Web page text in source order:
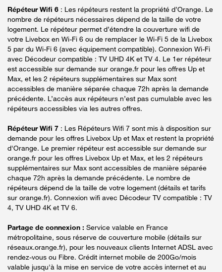
Répéteur Wifi 6 : Les répéteurs restent la propriété d’Orange. Le
nombre de répéteurs nécessaires dépend de la taille de votre
logement. Le répéteur permet d’étendre la couverture wifi de
votre Livebox en Wi-Fi 6 ou de remplacer le Wi-Fi 5 de la Livebox
5 par du Wi-Fi 6 (avec équipement compatible). Connexion Wi-Fi
avec Décodeur compatible : TV UHD 4K et TV 4. Le 1er répéteur
est accessible sur demande sur orange.fr pour les offres Up et
Max, et les 2 répéteurs supplémentaires sur Max sont
accessibles de manière séparée chaque 72h après la demande
précédente. L’accès aux répéteurs n’est pas cumulable avec les
répéteurs accessibles via les autres offres.
Répéteur Wifi 7 : Les Répéteurs Wifi 7 sont mis à disposition sur
demande pour les offres Livebox Up et Max et restent la propriété
d'Orange. Le premier répéteur est accessible sur demande sur
orange.fr pour les offres Livebox Up et Max, et les 2 répéteurs
supplémentaires sur Max sont accessibles de manière séparée
chaque 72h après la demande précédente. Le nombre de
répéteurs dépend de la taille de votre logement (détails et tarifs
sur orange.fr). Connexion wifi avec Décodeur TV compatible : TV
4, TV UHD 4K et TV 6.
Partage de connexion : Service valable en France
métropolitaine, sous réserve de couverture mobile (détails sur
réseaux.orange.fr), pour les nouveaux clients Internet ADSL avec
rendez-vous ou Fibre. Crédit internet mobile de 200Go/mois
valable jusqu'à la mise en service de votre accès internet et au